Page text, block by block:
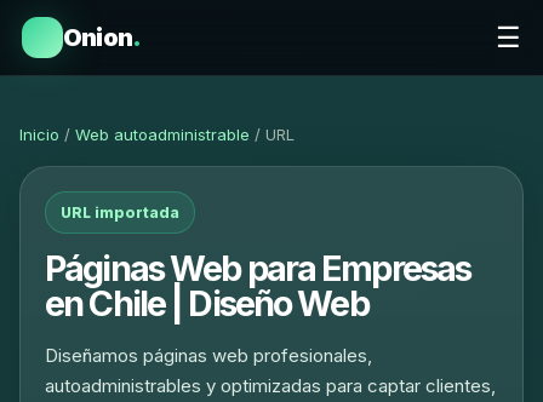
Onion. ☰
Inicio / Web autoadministrable / URL
URL importada
Páginas Web para Empresas
en Chile | Diseño Web
Diseñamos páginas web profesionales,
autoadministrables y optimizadas para captar clientes,